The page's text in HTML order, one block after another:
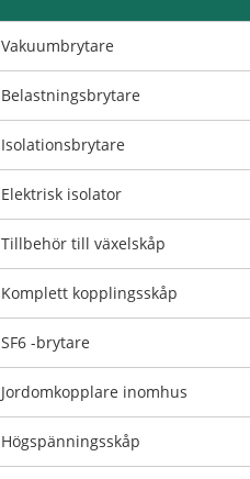
Vakuumbrytare
Belastningsbrytare
Isolationsbrytare
Elektrisk isolator
Tillbehör till växelskåp
Komplett kopplingsskåp
SF6 -brytare
Jordomkopplare inomhus
Högspänningsskåp